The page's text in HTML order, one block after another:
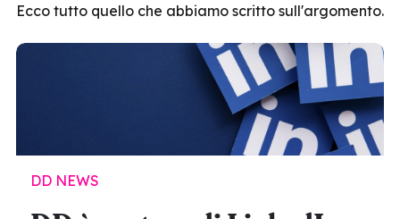
Ecco tutto quello che abbiamo scritto sull'argomento.
DD NEWS